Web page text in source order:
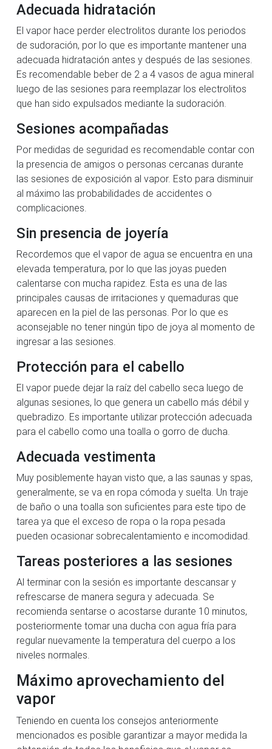
Adecuada hidratación
El vapor hace perder electrolitos durante los periodos
de sudoración, por lo que es importante mantener una
adecuada hidratación antes y después de las sesiones.
Es recomendable beber de 2 a 4 vasos de agua mineral
luego de las sesiones para reemplazar los electrolitos
que han sido expulsados mediante la sudoración.
Sesiones acompañadas
Por medidas de seguridad es recomendable contar con
la presencia de amigos o personas cercanas durante
las sesiones de exposición al vapor. Esto para disminuir
al máximo las probabilidades de accidentes o
complicaciones.
Sin presencia de joyería
Recordemos que el vapor de agua se encuentra en una
elevada temperatura, por lo que las joyas pueden
calentarse con mucha rapidez. Esta es una de las
principales causas de irritaciones y quemaduras que
aparecen en la piel de las personas. Por lo que es
aconsejable no tener ningún tipo de joya al momento de
ingresar a las sesiones.
Protección para el cabello
El vapor puede dejar la raíz del cabello seca luego de
algunas sesiones, lo que genera un cabello más débil y
quebradizo. Es importante utilizar protección adecuada
para el cabello como una toalla o gorro de ducha.
Adecuada vestimenta
Muy posiblemente hayan visto que, a las saunas y spas,
generalmente, se va en ropa cómoda y suelta. Un traje
de baño o una toalla son suficientes para este tipo de
tarea ya que el exceso de ropa o la ropa pesada
pueden ocasionar sobrecalentamiento e incomodidad.
Tareas posteriores a las sesiones
Al terminar con la sesión es importante descansar y
refrescarse de manera segura y adecuada. Se
recomienda sentarse o acostarse durante 10 minutos,
posteriormente tomar una ducha con agua fría para
regular nuevamente la temperatura del cuerpo a los
niveles normales.
Máximo aprovechamiento del
vapor
Teniendo en cuenta los consejos anteriormente
mencionados es posible garantizar a mayor medida la